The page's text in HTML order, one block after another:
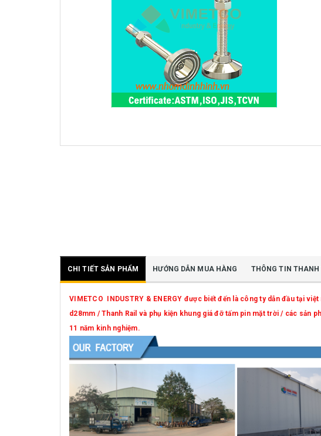
CHI TIẾT SẢN PHẨM HƯỚNG DẪN MUA HÀNG THÔNG TIN THANH
VIMETCO INDUSTRY & ENERGY được biết đến là công ty dẫn đầu tại
d28mm / Thanh Rail và phụ kiện khung giá đỡ tấm pin mặt trời / các sản
11 năm kinh nghiệm.